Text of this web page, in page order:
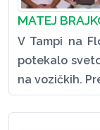
MATEJ
V Tampi na
potekalo
na vozičkih.